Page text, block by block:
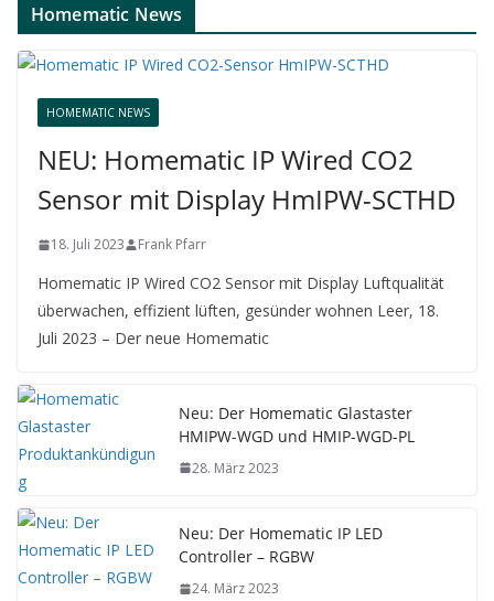
Homematic News
HOMEMATIC NEWS
NEU: Homematic IP Wired CO2
Sensor mit Display HmIPW-SCTHD
18. Juli 2023 Frank Pfarr
Homematic IP Wired CO2 Sensor mit Display Luftqualität
überwachen, effizient lüften, gesünder wohnen Leer, 18.
Juli 2023 – Der neue Homematic
Neu: Der Homematic Glastaster
HMIPW-WGD und HMIP-WGD-PL
28. März 2023
Neu: Der Homematic IP LED
Controller – RGBW
24. März 2023